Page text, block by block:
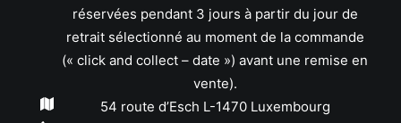
réservées pendant 3 jours à partir du jour de
retrait sélectionné au moment de la commande
(« click and collect – date ») avant une remise en
vente).
54 route d’Esch L-1470 Luxembourg